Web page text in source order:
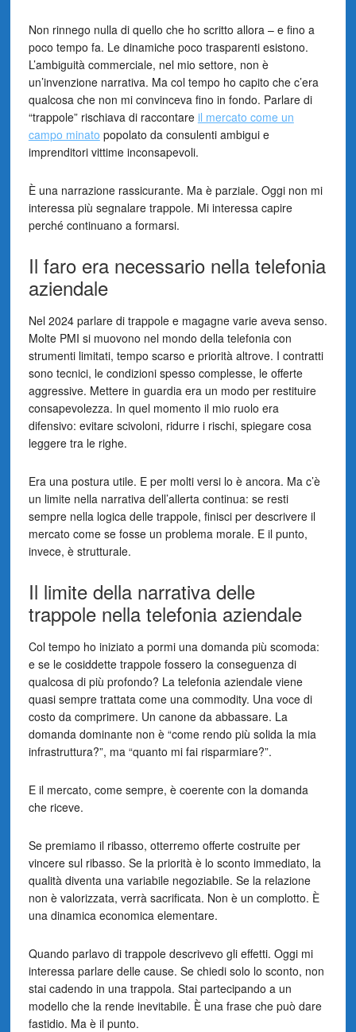
Non rinnego nulla di quello che ho scritto allora – e fino a
poco tempo fa. Le dinamiche poco trasparenti esistono.
L’ambiguità commerciale, nel mio settore, non è
un’invenzione narrativa. Ma col tempo ho capito che c’era
qualcosa che non mi convinceva fino in fondo. Parlare di
“trappole” rischiava di raccontare il mercato come un
campo minato popolato da consulenti ambigui e
imprenditori vittime inconsapevoli.
È una narrazione rassicurante. Ma è parziale. Oggi non mi
interessa più segnalare trappole. Mi interessa capire
perché continuano a formarsi.
Il faro era necessario nella telefonia
aziendale
Nel 2024 parlare di trappole e magagne varie aveva senso.
Molte PMI si muovono nel mondo della telefonia con
strumenti limitati, tempo scarso e priorità altrove. I contratti
sono tecnici, le condizioni spesso complesse, le offerte
aggressive. Mettere in guardia era un modo per restituire
consapevolezza. In quel momento il mio ruolo era
difensivo: evitare scivoloni, ridurre i rischi, spiegare cosa
leggere tra le righe.
Era una postura utile. E per molti versi lo è ancora. Ma c’è
un limite nella narrativa dell’allerta continua: se resti
sempre nella logica delle trappole, finisci per descrivere il
mercato come se fosse un problema morale. E il punto,
invece, è strutturale.
Il limite della narrativa delle
trappole nella telefonia aziendale
Col tempo ho iniziato a pormi una domanda più scomoda:
e se le cosiddette trappole fossero la conseguenza di
qualcosa di più profondo? La telefonia aziendale viene
quasi sempre trattata come una commodity. Una voce di
costo da comprimere. Un canone da abbassare. La
domanda dominante non è “come rendo più solida la mia
infrastruttura?”, ma “quanto mi fai risparmiare?”.
E il mercato, come sempre, è coerente con la domanda
che riceve.
Se premiamo il ribasso, otterremo offerte costruite per
vincere sul ribasso. Se la priorità è lo sconto immediato, la
qualità diventa una variabile negoziabile. Se la relazione
non è valorizzata, verrà sacrificata. Non è un complotto. È
una dinamica economica elementare.
Quando parlavo di trappole descrivevo gli effetti. Oggi mi
interessa parlare delle cause. Se chiedi solo lo sconto, non
stai cadendo in una trappola. Stai partecipando a un
modello che la rende inevitabile. È una frase che può dare
fastidio. Ma è il punto.